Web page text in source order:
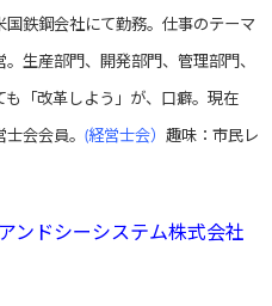
鉄鋼会社にて勤務。仕事のテーマ
生産部門、開発部門、管理部門、
「改革しよう」が、口癖。現在
会会員。 (経営士会） 趣味：市民レ
ンドシーシステム株式会社